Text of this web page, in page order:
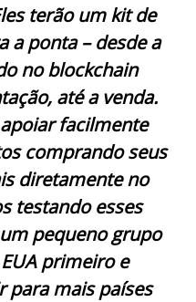
terão um kit de
a ponta – desde a
no blockchain
até a venda.
facilmente
comprando seus
diretamente no
testando esses
pequeno grupo
primeiro e
para mais países